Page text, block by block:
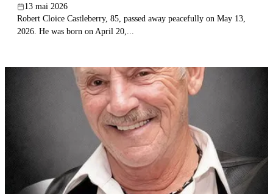
13 mai 2026
Robert Cloice Castleberry, 85, passed away peacefully on May 13,
2026. He was born on April 20,...